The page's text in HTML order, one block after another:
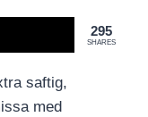
295
SHARES
saftig,
med